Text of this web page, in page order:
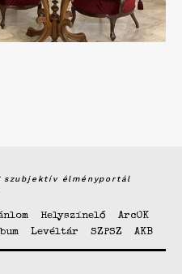
szubjektív élményportál
Helyszínelő
ArcOK
Levéltár SZPSZ AKB